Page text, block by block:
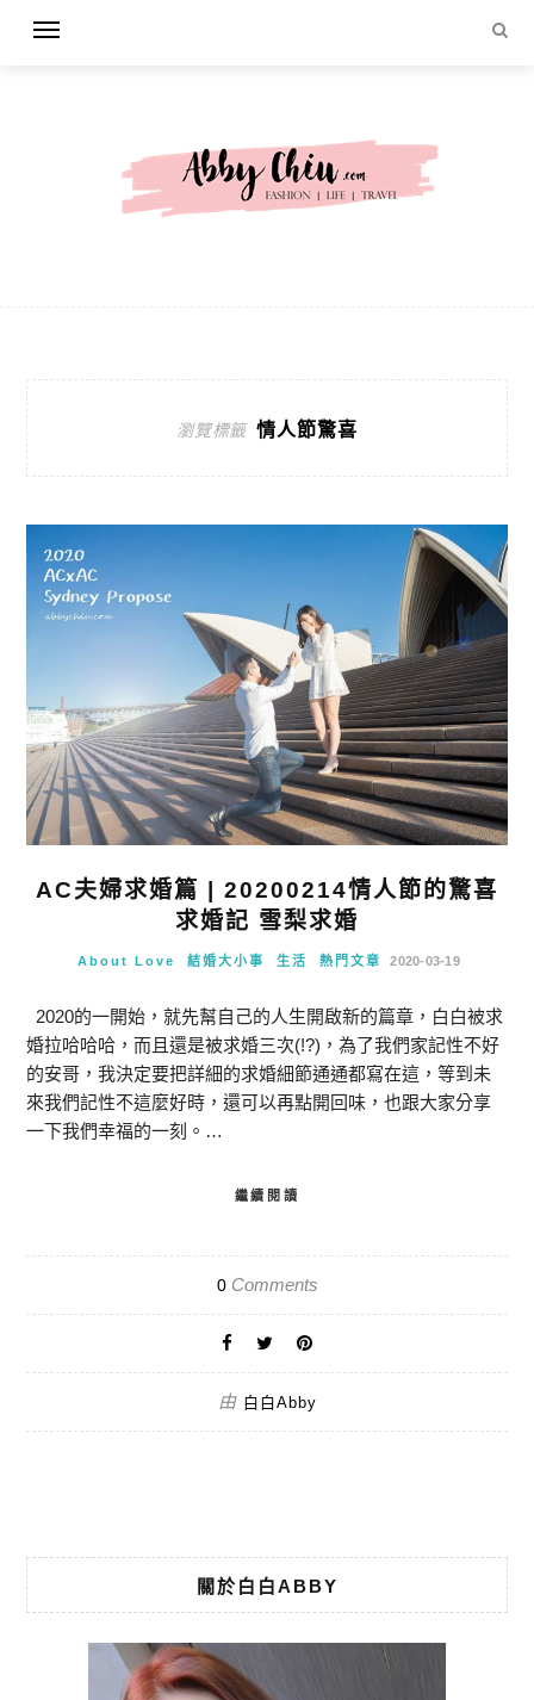
瀏覽標籤 情人節驚喜
AC夫婦求婚篇 | 20200214情人節的驚喜
求婚記 雪梨求婚
About Love 結婚大小事 生活 熱門文章 2020-03-19
2020的一開始，就先幫自己的人生開啟新的篇章，白白被求
婚拉哈哈哈，而且還是被求婚三次(!?)，為了我們家記性不好
的安哥，我決定要把詳細的求婚細節通通都寫在這，等到未
來我們記性不這麼好時，還可以再點開回味，也跟大家分享
一下我們幸福的一刻。…
繼續閱讀
0Comments
由 白白Abby
關於白白ABBY